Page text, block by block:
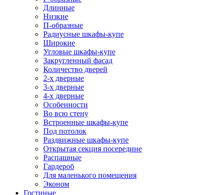
Длинные
Низкие
П-образные
Радиусные шкафы-купе
Широкие
Угловые шкафы-купе
Закругленный фасад
Количество дверей
2-х дверные
3-х дверные
4-х дверные
Особенности
Во всю стену
Встроенные шкафы-купе
Под потолок
Раздвижные шкафы-купе
Открытая секция посередине
Распашные
Гардероб
Для маленького помещения
Эконом
Гостиные